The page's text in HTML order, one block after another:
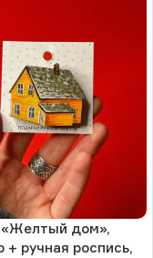
дом»,
+ ручная роспись,